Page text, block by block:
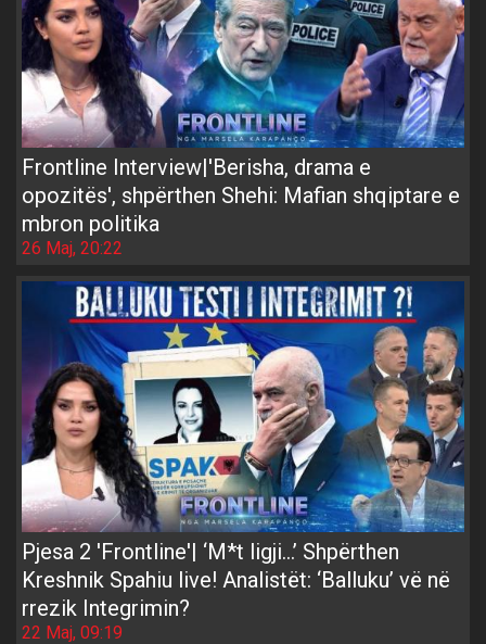
Frontline Interview|'Berisha, drama e
opozitës', shpërthen Shehi: Mafian shqiptare e
mbron politika
26 Maj, 20:22
Pjesa 2 'Frontline'| ‘M*t ligji…’ Shpërthen
Kreshnik Spahiu live! Analistët: ‘Balluku’ vë në
rrezik Integrimin?
22 Maj, 09:19